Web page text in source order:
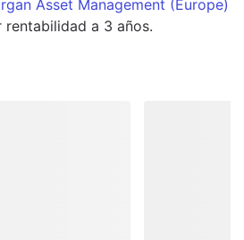
Asset Management (Europe)
a 3 años.